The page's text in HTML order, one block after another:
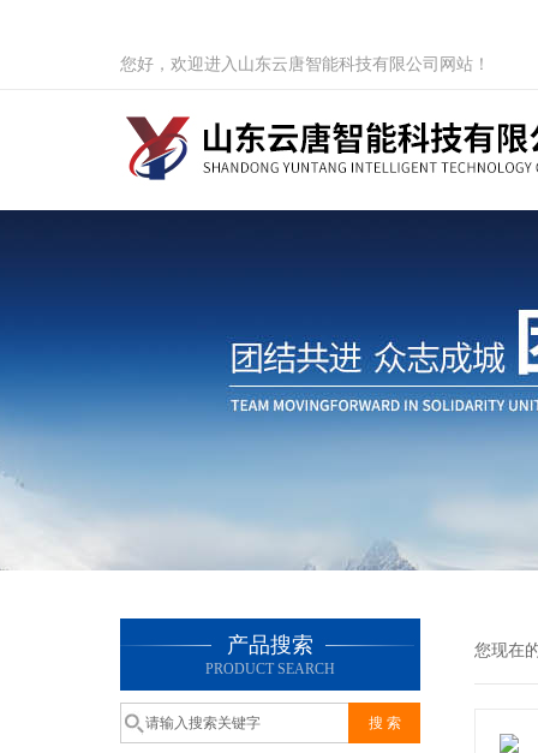
您好，欢迎进入山东云唐智能科技有限公司网站！
产品搜索
PRODUCT SEARCH
您现在